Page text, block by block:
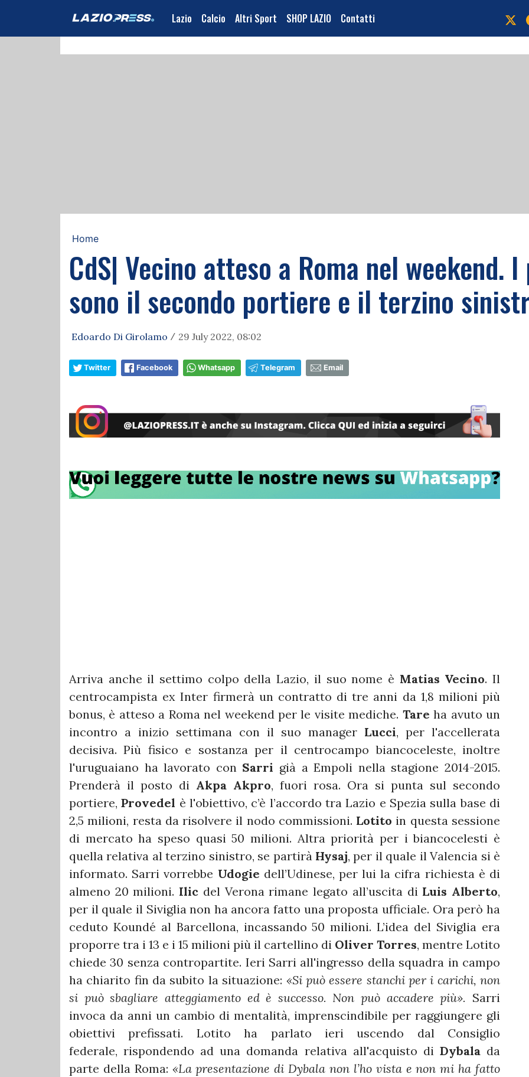
Lazio Calcio Altri Sport SHOP LAZIO Contatti
Home
CdS| Vecino atteso a Roma nel
sono il secondo portiere e il terzino
Edoardo Di Girolamo / 29 July 2022, 08:02
Twitter Facebook Whatsapp Telegram Email
Arriva anche il settimo colpo della Lazio, il suo nome è Matias Vecino. Il
centrocampista ex Inter firmerà un contratto di tre anni da 1,8 milioni più
bonus, è atteso a Roma nel weekend per le visite mediche. Tare ha avuto un
incontro a inizio settimana con il suo manager Lucci, per l'accellerata
decisiva. Più fisico e sostanza per il centrocampo biancoceleste, inoltre
l'uruguaiano ha lavorato con Sarri già a Empoli nella stagione 2014-2015.
Prenderà il posto di Akpa Akpro, fuori rosa. Ora si punta sul secondo
portiere,Provedel è l'obiettivo, c’è l’accordo tra Lazio e Spezia sulla base di
2,5 milioni, resta da risolvere il nodo commissioni. Lotito in questa sessione
di mercato ha speso quasi 50 milioni. Altra priorità per i biancocelesti è
quella relativa al terzino sinistro, se partirà Hysaj, per il quale il Valencia si è
informato. Sarri vorrebbe Udogie dell’Udinese, per lui la cifra richiesta è di
almeno 20 milioni. Ilic del Verona rimane legato all’uscita di Luis Alberto,
per il quale il Siviglia non ha ancora fatto una proposta ufficiale. Ora però ha
ceduto Koundé al Barcellona, incassando 50 milioni. L’idea del Siviglia era
proporre tra i 13 e i 15 milioni più il cartellino di Oliver Torres, mentre Lotito
chiede 30 senza contropartite. Ieri Sarri all'ingresso della squadra in campo
ha chiarito fin da subito la situazione: «Si può essere stanchi per i carichi, non
si può sbagliare atteggiamento ed è successo. Non può accadere più». Sarri
invoca da anni un cambio di mentalità, imprenscindibile per raggiungere gli
obiettivi prefissati. Lotito ha parlato ieri uscendo dal Consiglio
federale, rispondendo ad una domanda relativa all'acquisto di Dybalada
parte della Roma: «La presentazione di Dybala non l’ho vista e non mi ha fatto